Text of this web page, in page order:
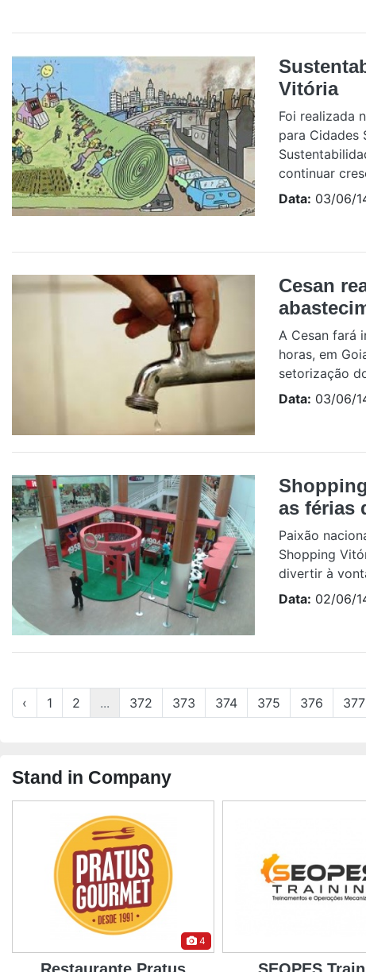
Vitória
Foi realizada
para Cidades
continuar
Data: 03/06/
Cesan
A Cesan fará
horas, em
setorização
Data: 03/06/
as férias
Paixão
Shopping
divertir à
Data: 02/06/
‹ 1 2 ... 372 373 374 375 376 377
Stand in Company
8
SEOPES Training